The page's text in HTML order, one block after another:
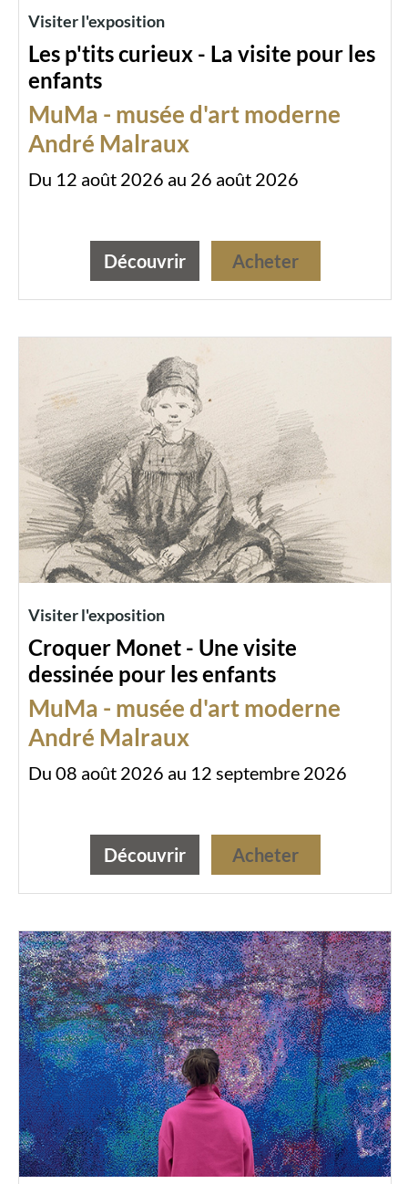
Visiter l'exposition
Les p'tits curieux - La visite pour les
enfants
MuMa - musée d'art moderne
André Malraux
Du 12 août 2026 au 26 août 2026
Découvrir Acheter
Visiter l'exposition
Croquer Monet - Une visite
dessinée pour les enfants
MuMa - musée d'art moderne
André Malraux
Du 08 août 2026 au 12 septembre 2026
Découvrir Acheter